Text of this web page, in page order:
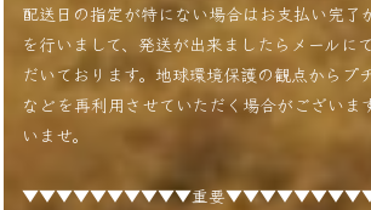
配送日の指定が特にない場合はお支払い完了
を行いまして、発送が出来ましたらメールに
だいております。地球環境保護の観点からプ
などを再利用させていただく場合がございま
いませ。
▼▼▼▼▼▼▼▼▼▼重要